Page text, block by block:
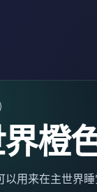
橙
用来在主世界